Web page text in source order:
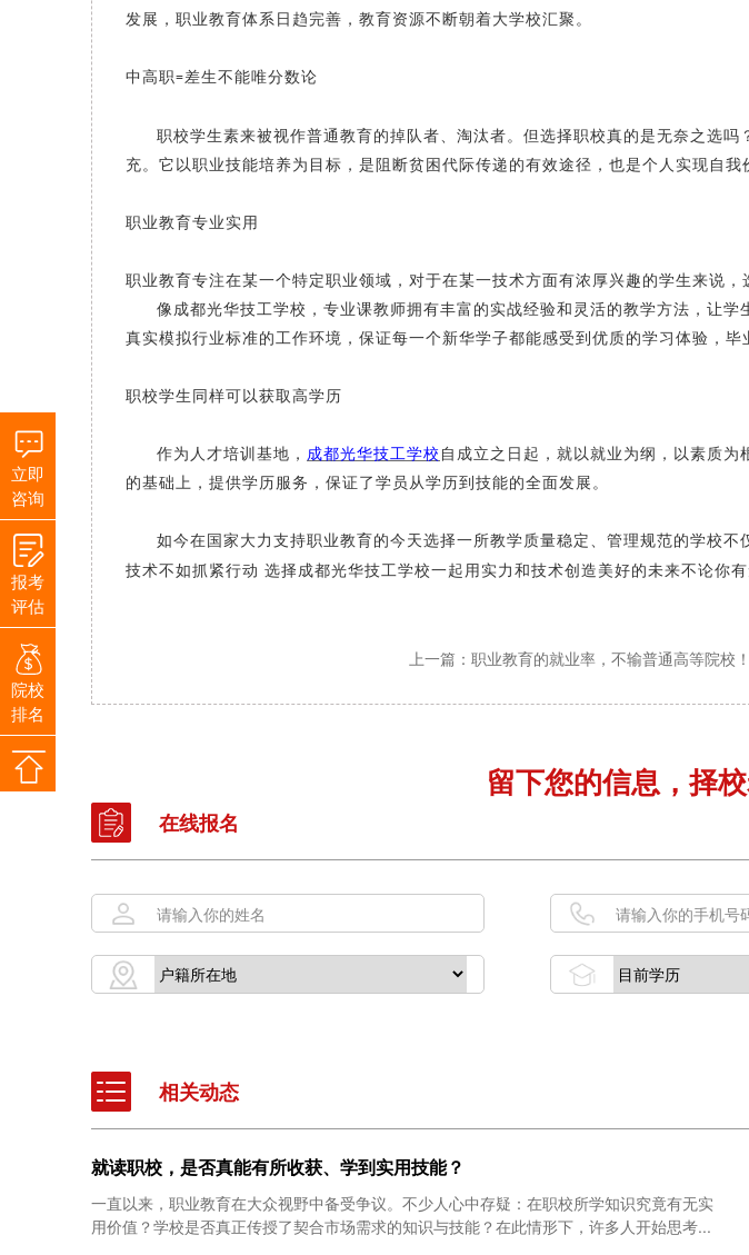
发展，职业教育体系日趋完善，教育资源不断朝着大学校汇聚。
中高职=差生不能唯分数论
职校学生素来被视作普通教育的掉队者、淘汰者。但选择职校真的是无奈之选
充。它以职业技能培养为目标，是阻断贫困代际传递的有效途径，也是个人实现自我
职业教育专业实用
职业教育专注在某一个特定职业领域，对于在某一技术方面有浓厚兴趣的学生来说，
像成都光华技工学校 ，专业课教师拥有丰富的实战经验和灵活的教学方法，让
真实模拟行业标准的工作环境，保证每一个新华学子都能感受到优质的学习体验，毕
职校学生同样可以获取高学历
作为人才培训基地， 成都光华技工学校 自成立之日起，就以就业为纲，以素质
的基础上，提供学历服务，保证了学员从学历到技能的全面发展。
如今在国家大力支持职业教育的今天选择一所教学质量稳定、管理规范的学校不
技术不如抓紧行动 选择成都光华技工学校一起用实力和技术创造美好的未来不论你
上一篇：职业教育的就业率，不输普通高等院校！
留下您的信息，择
在线报名
相关动态
就读职校，是否真能有所收获、学到实用技能？
一直以来，职业教育在大众视野中备受争议。不少人心中存疑：在职校所学知识究竟有无实
用价值？学校是否真正传授了契合市场需求的知识与技能？在此情形下，许多人开始思考...
立即
咨询
报考
评估
院校
排名